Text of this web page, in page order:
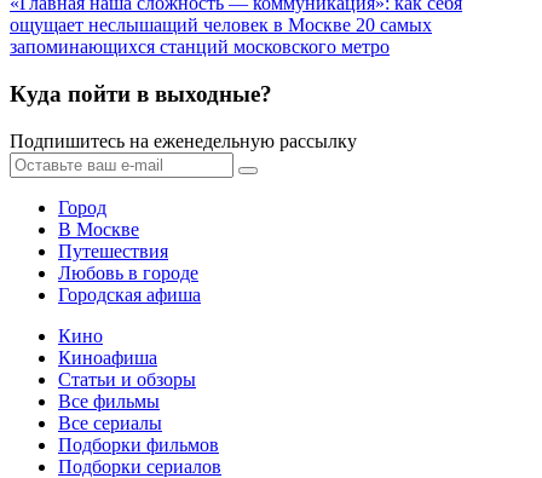
ощущает неслышащий человек в Москве 20 самых
запоминающихся станций московского метро
Куда пойти в выходные?
Подпишитесь на еженедельную рассылку
Город
В Москве
Путешествия
Любовь в городе
Городская афиша
Кино
Киноафиша
Статьи и обзоры
Все фильмы
Все сериалы
Подборки фильмов
Подборки сериалов